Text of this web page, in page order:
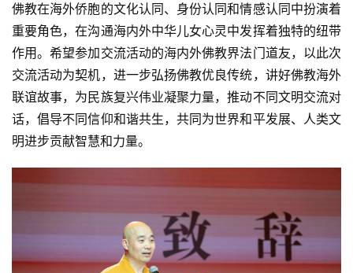
佛教在海外侨胞的文化认同、身份认同和情感认同中扮演着
重要角色，在沟通海内外中华儿女心灵中发挥着独特的纽带
作用。希望参加交流活动的海内外佛教界法门道友，以此次
交流活动为契机，进一步弘扬佛教优良传统，讲好佛教海外
联谊故事，为民族复兴伟业凝聚力量，推动不同文明交流对
话，倡导不同信仰和谐共生，共同为世界和平发展、人类文
明进步贡献智慧和力量。